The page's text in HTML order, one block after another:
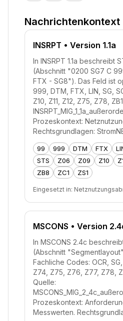
Nachrichtenkontext
INSRPT • Version 1.1a
In INSRPT 1.1a beschreibt
(Abschnitt "0200 SG7 C
FTX - SG8"). Das Feld ist
999, DTM, FTX, LIN, SG,
Z10, Z11, Z12, Z75, Z78,
Prozeskontext:
Rechtsgrundlagen:
99 999 DTM FTX
STS
Z06 Z09 Z10
ZB8
ZC1 ZS1
Eingesetzt in:
MSCONS • Version
In MSCONS 2.4c
(Abschnitt
Fachliche Codes: OCR,
Z74, Z75, Z76, Z77, Z78,
Quelle:
Prozeskontext:
Messwerten.